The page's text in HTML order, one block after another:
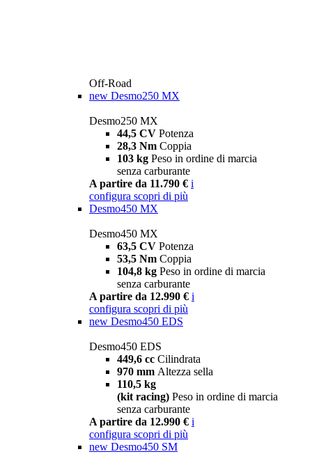
Off-Road
new Desmo250 MX
Desmo250 MX
44,5 CV Potenza
28,3 Nm Coppia
103 kg Peso in ordine di marcia
senza carburante
A partire da 11.790 € i
configura scopri di più
Desmo450 MX
Desmo450 MX
63,5 CV Potenza
53,5 Nm Coppia
104,8 kg Peso in ordine di marcia
senza carburante
A partire da 12.990 € i
configura scopri di più
new Desmo450 EDS
Desmo450 EDS
449,6 cc Cilindrata
970 mm Altezza sella
110,5 kg
(kit racing) Peso in ordine di marcia
senza carburante
A partire da 12.990 € i
configura scopri di più
new Desmo450 SM